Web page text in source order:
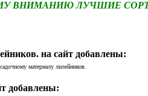
ВНИМАНИЮ ЛУЧШИЕ
на сайт добавлены:
материалу лилейников.
добавлены: